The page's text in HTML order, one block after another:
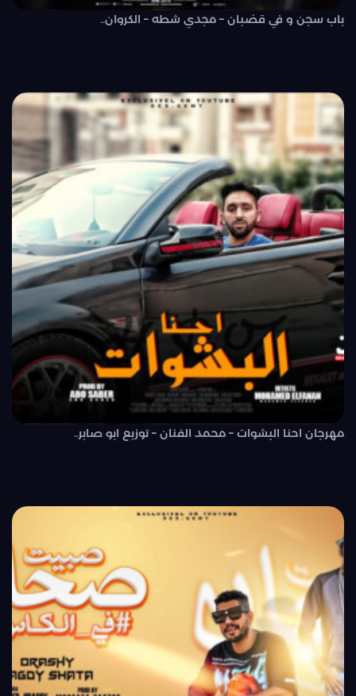
باب سجن و في قضبان – مجدي شطه – الكروان..
مهرجان احنا البشوات – محمد الفنان – توزيع ابو صابر..